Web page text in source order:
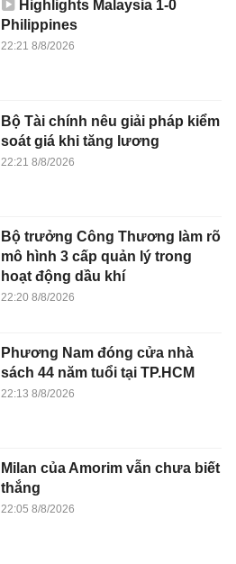
Highlights Malaysia 1-0
Philippines
22:21 8/8/2026
Bộ Tài chính nêu giải pháp kiểm
soát giá khi tăng lương
22:21 8/8/2026
Bộ trưởng Công Thương làm rõ
mô hình 3 cấp quản lý trong
hoạt động dầu khí
22:20 8/8/2026
Phương Nam đóng cửa nhà
sách 44 năm tuổi tại TP.HCM
22:13 8/8/2026
Milan của Amorim vẫn chưa biết
thắng
22:05 8/8/2026